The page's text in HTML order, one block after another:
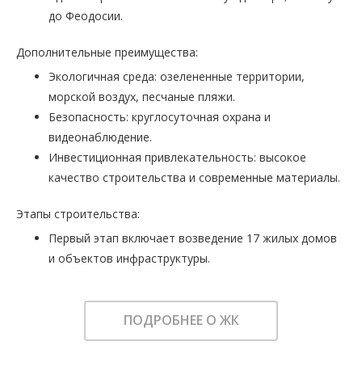
до Феодосии.
Дополнительные преимущества:
Экологичная среда: озелененные территории,
морской воздух, песчаные пляжи.
Безопасность: круглосуточная охрана и
видеонаблюдение.
Инвестиционная привлекательность: высокое
качество строительства и современные материалы.
Этапы строительства:
Первый этап включает возведение 17 жилых домов
и объектов инфраструктуры.
ПОДРОБНЕЕ О ЖК